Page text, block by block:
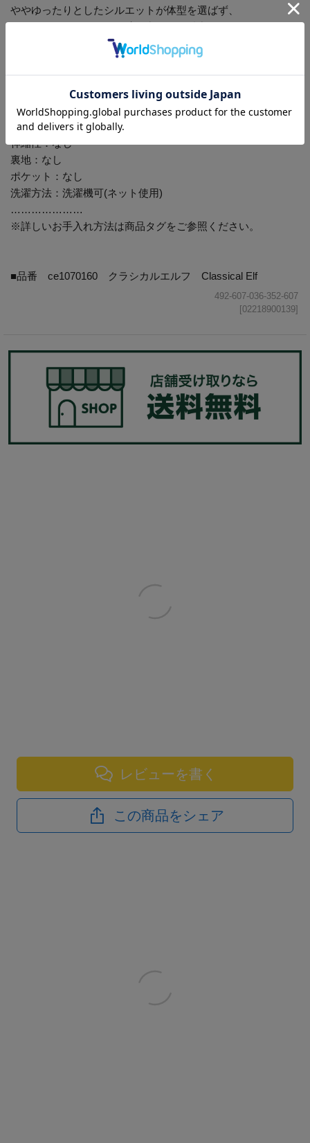
ややゆったりとしたシルエットが体型を選ばず、
シアー楊柳ドビー
…………………
透け感：あり
厚さ：薄手
伸縮性：なし
裏地：なし
ポケット：なし
洗濯方法：洗濯機可(ネット使用)
…………………
※詳しいお手入れ方法は商品タグをご参照ください。
■品番 ce1070160 クラシカルエルフ Classical Elf
492-607-036-352-607
[02218900139]
レビューを書く
この商品をシェア